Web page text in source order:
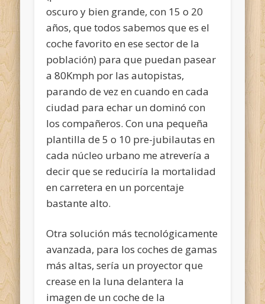
oscuro y bien grande, con 15 o 20
años, que todos sabemos que es el
coche favorito en ese sector de la
población) para que puedan pasear
a 80Kmph por las autopistas,
parando de vez en cuando en cada
ciudad para echar un dominó con
los compañeros. Con una pequeña
plantilla de 5 o 10 pre-jubilautas en
cada núcleo urbano me atrevería a
decir que se reduciría la mortalidad
en carretera en un porcentaje
bastante alto.
Otra solución más tecnológicamente
avanzada, para los coches de gamas
más altas, sería un proyector que
crease en la luna delantera la
imagen de un coche de la